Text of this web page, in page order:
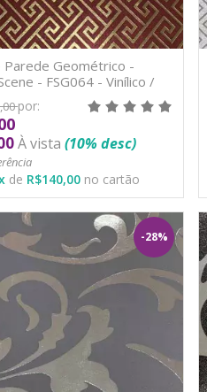
Parede Geométrico -
- FSG064 - Vinílico /
por:
À vista (10% desc)
de R$140,00 no cartão
-28%